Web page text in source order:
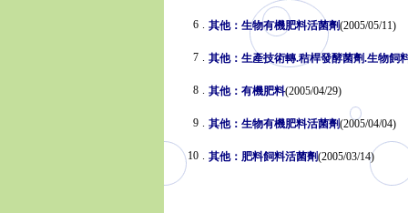
6 . 其他：生物有機肥料活菌劑(2005/05/11)
7 . 其他：生產技術轉.秸桿發酵菌劑.生物飼
8 . 其他：有機肥料(2005/04/29)
9 . 其他：生物有機肥料活菌劑(2005/04/04)
10 . 其他：肥料飼料活菌劑(2005/03/14)